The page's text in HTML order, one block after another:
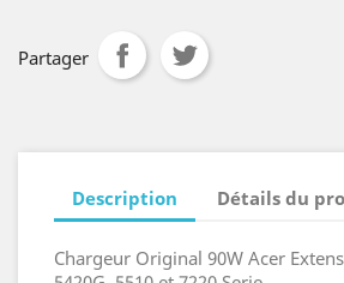
Partager
Description Détails du
Chargeur Original 90W Acer